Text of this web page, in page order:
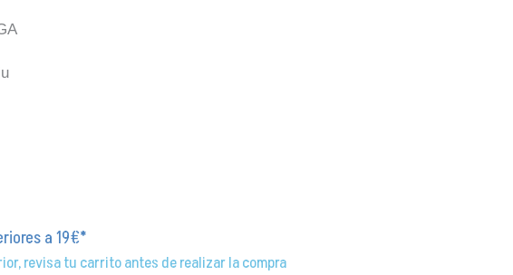
a 19€*
revisa tu carrito antes de realizar la compra